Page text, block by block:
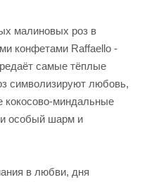
малиновых роз в
конфетами Raffaello -
самые тёплые
символизируют любовь,
кокосово-миндальные
особый шарм и
в любви, дня